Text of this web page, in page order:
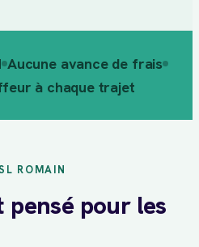
Aucune avance de frais
à chaque trajet
ROMAIN
pour les